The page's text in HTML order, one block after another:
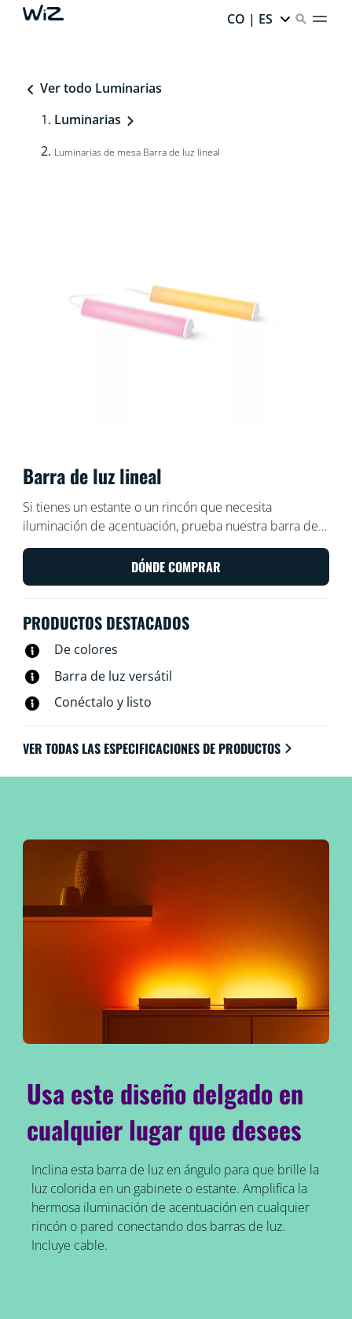
CO | ES
Ver todo Luminarias
Luminarias
Luminarias de mesa Barra de luz lineal
Barra de luz lineal
Si tienes un estante o un rincón que necesita
iluminación de acentuación, prueba nuestra barra de
luz lineal. Esta barra delgada irradia muchos colores y
es fácil de colocar en espacios pequeños. Basta con
inclinarlo sobre uno de sus lados para ajustar el ángulo
segunda barra para duplicar el efecto.
DÓNDE COMPRAR
PRODUCTOS DESTACADOS
De colores
Barra de luz versátil
Conéctalo y listo
VER TODAS LAS ESPECIFICACIONES DE PRODUCTOS
Usa este diseño delgado en
cualquier lugar que desees
Inclina esta barra de luz en ángulo para que brille la
luz colorida en un gabinete o estante. Amplifica la
hermosa iluminación de acentuación en cualquier
rincón o pared conectando dos barras de luz.
Incluye cable.